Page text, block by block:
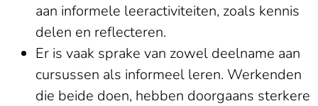
aan informele leeractiviteiten, zoals kennis
delen en reflecteren.
Er is vaak sprake van zowel deelname aan
cursussen als informeel leren. Werkenden
die beide doen, hebben doorgaans sterkere